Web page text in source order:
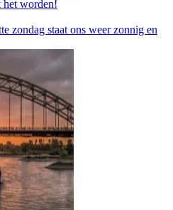
het worden!
zondag staat ons weer zonnig en